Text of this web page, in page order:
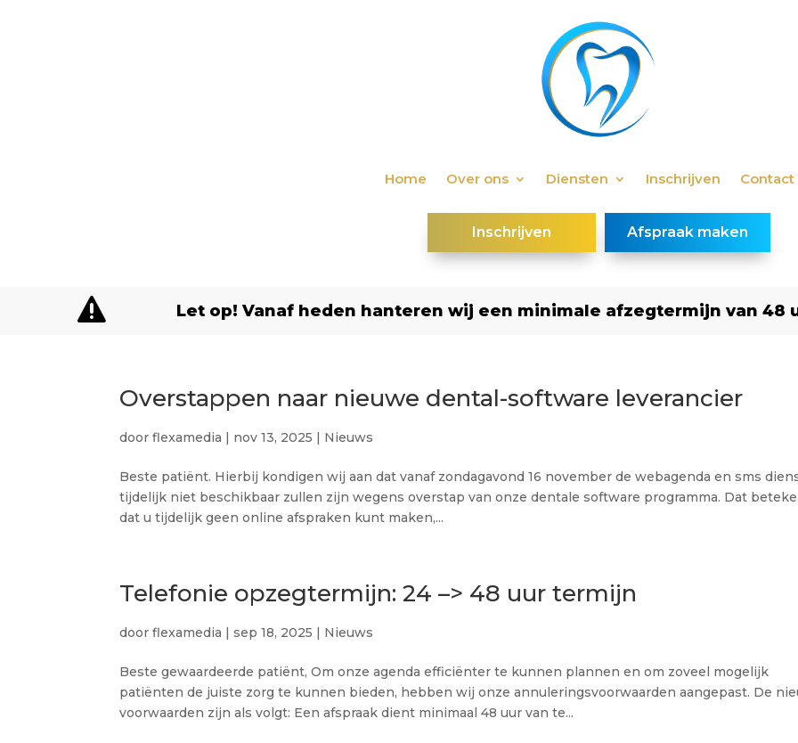
Home Over ons Diensten Inschrijven Contact
Inschrijven Afspraak maken
 Let op! Vanaf heden hanteren wij een minimale afzegtermijn van 48
Overstappen naar nieuwe dental-software leverancier
doorflexamedia | nov 13, 2025 | Nieuws
Beste patiënt. Hierbij kondigen wij aan dat vanaf zondagavond 16 november de webagenda en sms
tijdelijk niet beschikbaar zullen zijn wegens overstap van onze dentale software programma. Dat
dat u tijdelijk geen online afspraken kunt maken,...
Telefonie opzegtermijn: 24 –> 48 uur termijn
doorflexamedia |sep 18, 2025 | Nieuws
Beste gewaardeerde patiënt, Om onze agenda efficiënter te kunnen plannen en om zoveel mogelijk
patiënten de juiste zorg te kunnen bieden, hebben wij onze annuleringsvoorwaarden aangepast. De
voorwaarden zijn als volgt: Een afspraak dient minimaal 48 uur van te...